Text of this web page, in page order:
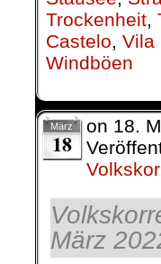
Trockenheit,
Castelo, Vila
Windböen
März
18
on 18.
März